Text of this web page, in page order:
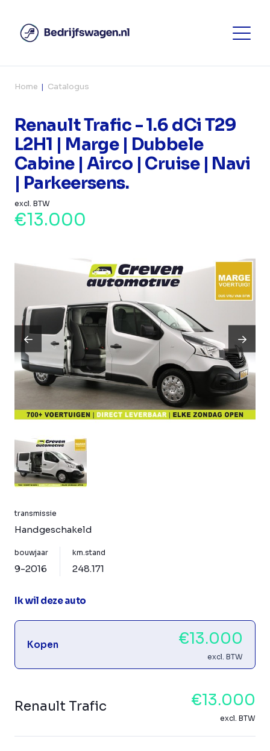
Home Catalogus
Renault Trafic - 1.6 dCi T29
L2H1 | Marge | Dubbele
Cabine | Airco | Cruise | Navi
| Parkeersens.
excl. BTW
€13.000
transmissie
Handgeschakeld
bouwjaar
9-2016
km.stand
248.171
Ik wil deze auto
Kopen €13.000
excl. BTW
Renault Trafic €13.000
excl. BTW